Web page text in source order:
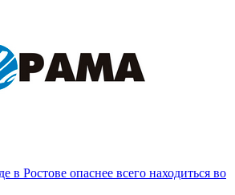
в Ростове опаснее всего находиться во